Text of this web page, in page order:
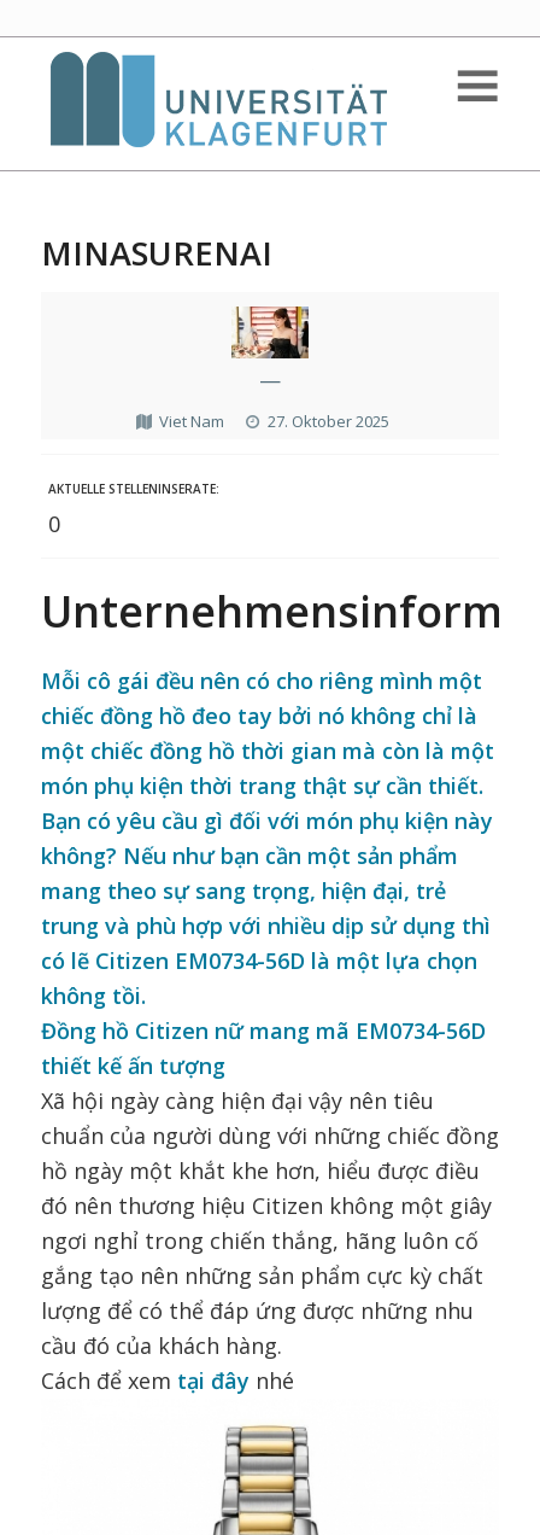
MINASURENAI
—
Viet Nam 27. Oktober 2025
AKTUELLE STELLENINSERATE:
0
Mỗi cô gái đều nên có cho riêng mình một
chiếc đồng hồ đeo tay bởi nó không chỉ là
một chiếc đồng hồ thời gian mà còn là một
món phụ kiện thời trang thật sự cần thiết.
Bạn có yêu cầu gì đối với món phụ kiện này
không? Nếu như bạn cần một sản phẩm
mang theo sự sang trọng, hiện đại, trẻ
trung và phù hợp với nhiều dịp sử dụng thì
có lẽ Citizen EM0734-56D là một lựa chọn
không tồi.
Đồng hồ Citizen nữ mang mã EM0734-56D
thiết kế ấn tượng
Xã hội ngày càng hiện đại vậy nên tiêu
chuẩn của người dùng với những chiếc đồng
hồ ngày một khắt khe hơn, hiểu được điều
đó nên thương hiệu Citizen không một giây
ngơi nghỉ trong chiến thắng, hãng luôn cố
gắng tạo nên những sản phẩm cực kỳ chất
lượng để có thể đáp ứng được những nhu
cầu đó của khách hàng.
Cách để xem tại đây nhé